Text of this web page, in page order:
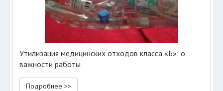
Утилизация медицинских отходов класса «Б»: о
важности работы
Подробнее >>